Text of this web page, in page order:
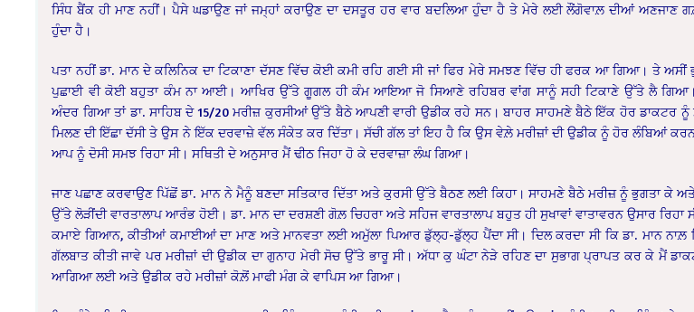
ਸਿੰਧ ਬੈਂਕ ਹੀ ਮਾਣ ਨਹੀਂ। ਪੈਸੇ ਘਡਾਉਣ ਜਾਂ ਜਮ੍ਹਾਂ ਕਰਾਉਣ ਦਾ ਦਸਤੂਰ ਹਰ ਵਾਰ ਬਦਲਿਆ ਹੁੰਦਾ ਹੈ ਤੇ ਮੇਰੇ ਲਈ ਲੌਂਗੋਵਾਲ਼ ਦੀਆਂ ਅਣਜਾਣ
ਹੁੰਦਾ ਹੈ।
ਪਤਾ ਨਹੀਂ ਡਾ. ਮਾਨ ਦੇ ਕਲਿਨਿਕ ਦਾ ਟਿਕਾਣਾ ਦੱਸਣ ਵਿੱਚ ਕੋਈ ਕਮੀ ਰਹਿ ਗਈ ਸੀ ਜਾਂ ਫਿਰ ਮੇਰੇ ਸਮਝਣ ਵਿੱਚ ਹੀ ਫਰਕ ਆ ਗਿਆ। ਤੇ
ਪੁਛਾਈ ਵੀ ਕੋਈ ਬਹੁਤਾ ਕੰਮ ਨਾ ਆਈ। ਆਖਿਰ ਉੱਤੇ ਗੂਗਲ ਹੀ ਕੰਮ ਆਇਆ ਜੋ ਸਿਆਣੇ ਰਹਿਬਰ ਵਾਂਗ ਸਾਨੂੰ ਸਹੀ ਟਿਕਾਣੇ ਉੱਤੇ ਲੈ
ਅੰਦਰ ਗਿਆ ਤਾਂ ਡਾ. ਸਾਹਿਬ ਦੇ 15/20 ਮਰੀਜ਼ ਕੁਰਸੀਆਂ ਉੱਤੇ ਬੈਠੇ ਆਪਣੀ ਵਾਰੀ ਉਡੀਕ ਰਹੇ ਸਨ। ਬਾਹਰ ਸਾਹਮਣੇ ਬੈਠੇ ਇੱਕ ਹੋਰ ਡਾਕਟਰ ਨੂੰ
ਮਿਲਣ ਦੀ ਇੱਛਾ ਦੱਸੀ ਤੇ ਉਸ ਨੇ ਇੱਕ ਦਰਵਾਜ਼ੇ ਵੱਲ ਸੰਕੇਤ ਕਰ ਦਿੱਤਾ। ਸੱਚੀ ਗੱਲ ਤਾਂ ਇਹ ਹੈ ਕਿ ਉਸ ਵੇਲ਼ੇ ਮਰੀਜ਼ਾਂ ਦੀ ਉਡੀਕ ਨੂੰ ਹੋਰ ਲੰਬਿਆਂ
ਆਪ ਨੂੰ ਦੋਸੀ ਸਮਝ ਰਿਹਾ ਸੀ। ਸਥਿਤੀ ਦੇ ਅਨੁਸਾਰ ਮੈਂ ਢੀਠ ਜਿਹਾ ਹੋ ਕੇ ਦਰਵਾਜ਼ਾ ਲੰਘ ਗਿਆ।
ਜਾਣ ਪਛਾਣ ਕਰਵਾਉਣ ਪਿੱਛੋਂ ਡਾ. ਮਾਨ ਨੇ ਮੈਨੂੰ ਬਣਦਾ ਸਤਿਕਾਰ ਦਿੱਤਾ ਅਤੇ ਕੁਰਸੀ ਉੱਤੇ ਬੈਠਣ ਲਈ ਕਿਹਾ। ਸਾਹਮਣੇ ਬੈਠੇ ਮਰੀਜ਼ ਨੂੰ ਭੁਗਤਾ ਕੇ
ਉੱਤੇ ਲੋੜੀਂਦੀ ਵਾਰਤਾਲਾਪ ਆਰੰਭ ਹੋਈ। ਡਾ. ਮਾਨ ਦਾ ਦਰਸ਼ਣੀ ਗੋਲ਼ ਚਿਹਰਾ ਅਤੇ ਸਹਿਜ ਵਾਰਤਾਲਾਪ ਬਹੁਤ ਹੀ ਸੁਖਾਵਾਂ ਵਾਤਾਵਰਨ ਉਸਾਰ ਰਿਹਾ
ਕਮਾਏ ਗਿਆਨ, ਕੀਤੀਆਂ ਕਮਾਈਆਂ ਦਾ ਮਾਣ ਅਤੇ ਮਾਨਵਤਾ ਲਈ ਅਮੁੱਲਾ ਪਿਆਰ ਡੁੱਲ੍ਹ-ਡੁੱਲ੍ਹ ਪੈਂਦਾ ਸੀ। ਦਿਲ ਕਰਦਾ ਸੀ ਕਿ ਡਾ. ਮਾਨ ਨਾਲ਼
ਗੱਲਬਾਤ ਕੀਤੀ ਜਾਵੇ ਪਰ ਮਰੀਜ਼ਾਂ ਦੀ ਉਡੀਕ ਦਾ ਗੁਨਾਹ ਮੇਰੀ ਸੋਚ ਉੱਤੇ ਭਾਰੂ ਸੀ। ਅੱਧਾ ਕੁ ਘੰਟਾ ਨੇੜੇ ਰਹਿਣ ਦਾ ਸੁਭਾਗ ਪ੍ਰਾਪਤ ਕਰ ਕੇ ਮੈਂ
ਆਗਿਆ ਲਈ ਅਤੇ ਉਡੀਕ ਰਹੇ ਮਰੀਜ਼ਾਂ ਕੋਲ਼ੋਂ ਮਾਫੀ ਮੰਗ ਕੇ ਵਾਪਿਸ ਆ ਗਿਆ।